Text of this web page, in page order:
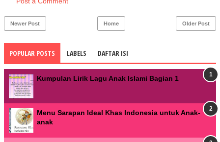
Newer Post Older Post
Home
POPULAR POSTS LABELS DAFTAR ISI
Kumpulan Lirik Lagu Anak Islami Bagian 1
Menu Sarapan Ideal Khas Indonesia untuk Anak-
anak